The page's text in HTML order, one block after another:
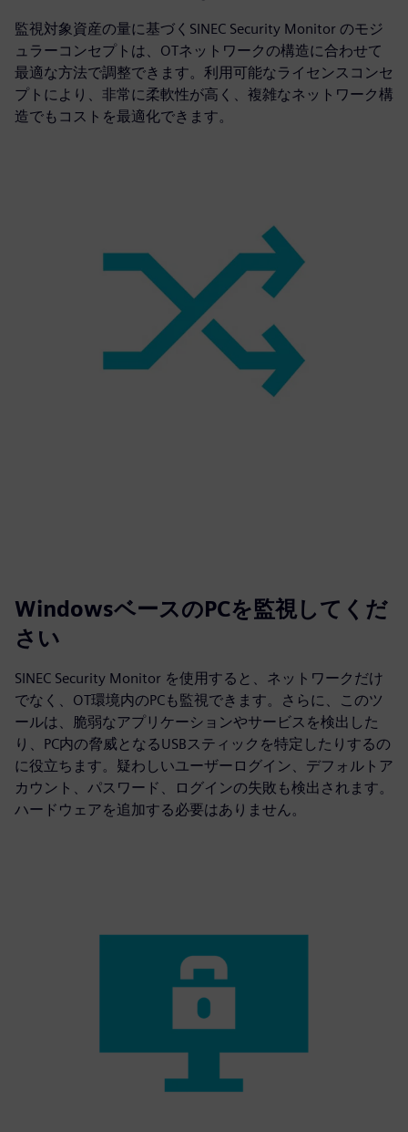
監視対象資産の量に基づくSINEC Security Monitor のモジ
ュラーコンセプトは、OTネットワークの構造に合わせて
最適な方法で調整できます。利用可能なライセンスコンセ
プトにより、非常に柔軟性が高く、複雑なネットワーク構
造でもコストを最適化できます。
WindowsベースのPCを監視してくだ
さい
SINEC Security Monitor を使用すると、ネットワークだけ
でなく、OT環境内のPCも監視できます。さらに、このツ
ールは、脆弱なアプリケーションやサービスを検出した
り、PC内の脅威となるUSBスティックを特定したりするの
に役立ちます。疑わしいユーザーログイン、デフォルトア
カウント、パスワード、ログインの失敗も検出されます。
ハードウェアを追加する必要はありません。